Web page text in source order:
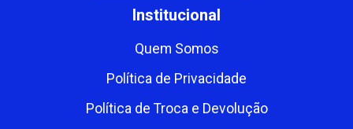
Institucional
Quem Somos
Política de Privacidade
Política de Troca e Devolução